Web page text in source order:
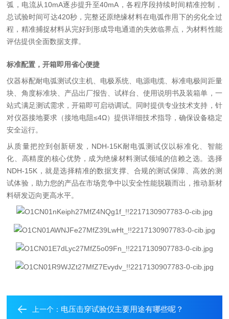
弧，电流从 10mA逐步提升至40mA ，各程序段持续时间精准控制，
总试验时间可达420秒，完整还原绝缘材料在电弧作用下的劣化全过
程，精准捕捉材料从完好到形成导电通道的失效临界点，为材料性能
评估提供全面数据支撑。
标准配置，开箱即用省心便捷
仪器标配耐电弧测试仪主机、电极系统、电源电缆、标准电极间距量
块、角度标准块、产品出厂报告、试样台、使用说明书及装箱单，一
站式满足测试需求，开箱即可启动调试。同时提供专业技术支持，针
对仪器接地要求（接地电阻≤4Ω）提供详细技术指导，确保设备稳定
安全运行。
从质量把控到创新研发， NDH-15K耐电弧测试仪以标准化、智能
化、高精度的核心优势，成为绝缘材料测试领域的信赖之选。选择
NDH-15K ，就是选择精准的数据支撑、合规的测试保障、高效的测
试体验，助力您的产品在市场竞争中以安全性能脱颖而出，推动新材
料研发迈向更高水平。
上一个： 电压击穿试验仪主要用途有哪些呢？